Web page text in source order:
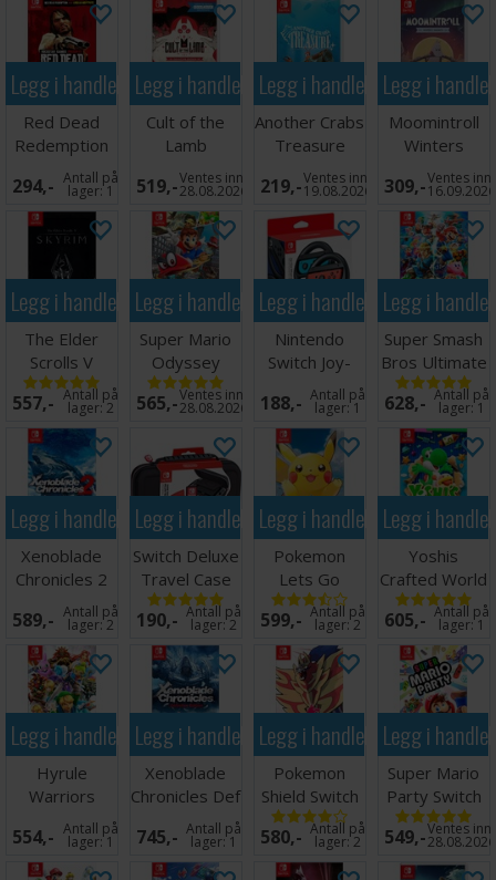
Legg i handlekurven
Red Dead
Redemption
Switch
294,- Antall på
lager:1
Legg i handlekurven
Cult of the
Lamb
Definitive Ed
Switch
519,-Ventes inn
28.08.2026
Legg i handlekurven
Another Crabs
Treasure
Switch
219,-Ventes inn
19.08.2026
Legg i
Moomintroll
Winters
Warmth
Switch
309,-Ventes inn
16.09.2026
Legg i handlekurven
The Elder
Scrolls V
Skyrim SE
Switch
557,- Antall på
lager:2
Legg i handlekurven
Super Mario
Odyssey
Switch
565,-Ventes inn
28.08.2026
Legg i handlekurven
Nintendo
Switch Joy-
Con Wheel (2
stk)
188,- Antall på
lager:1
Legg i
Super Smash
Bros Ultimate
Switch
628,- Antall på
lager:1
Legg i handlekurven
Xenoblade
Chronicles 2
Switch
589,- Antall på
lager:2
Legg i handlekurven
Switch Deluxe
Travel Case
Black
190,- Antall på
lager:2
Legg i handlekurven
Pokemon
Lets Go
Pikachu Switch
599,- Antall på
lager:2
Legg i
Yoshis
Crafted World
Switch
605,- Antall på
lager:1
Legg i handlekurven
Hyrule
Warriors
Definitive Ed
Switch
554,- Antall på
lager:1
Legg i handlekurven
Xenoblade
Chronicles Def
Ed Switch
745,- Antall på
lager:1
Legg i handlekurven
Pokemon
Shield Switch
580,- Antall på
lager:2
Legg i
Super Mario
Party Switch
549,-Ventes inn
28.08.2026